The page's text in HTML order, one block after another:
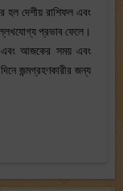
হল দেশীয় রাশিফল ​​এবং
প্রভাব ফেলে।
এবং আজকের সময় এবং
জন্মগ্রহণকারীর জন্য